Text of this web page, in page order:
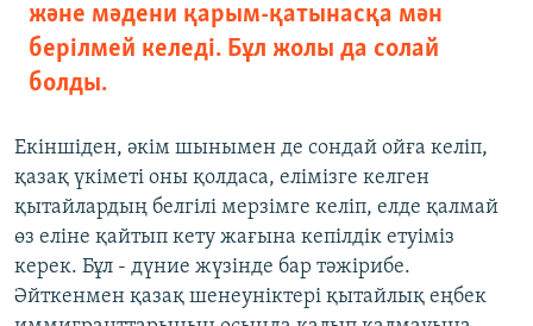
және мәдени қарым-қатынасқа мән
берілмей келеді. Бұл жолы да солай
болды.
Екіншіден, әкім шынымен де сондай ойға келіп,
қазақ үкіметі оны қолдаса, елімізге келген
қытайлардың белгілі мерзімге келіп, елде қалмай
өз еліне қайтып кету жағына кепілдік етуіміз
керек. Бұл - дүние жүзінде бар тәжірибе.
Әйткенмен қазақ шенеуніктері қытайлық еңбек